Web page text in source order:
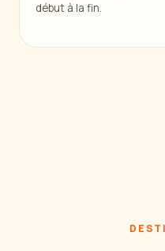
début à la fin.